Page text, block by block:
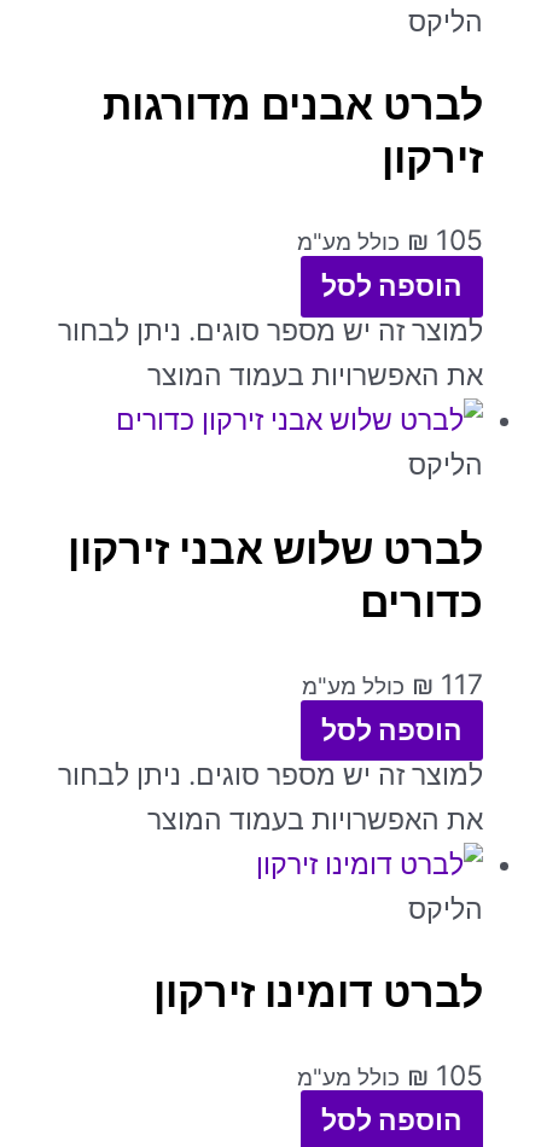
הליקס
לברט אבנים מדורגות
זירקון
₪ 105 כולל מע"מ
הוספה לסל
למוצר זה יש מספר סוגים. ניתן לבחור
את האפשרויות בעמוד המוצר
הליקס
לברט שלוש אבני זירקון
כדורים
₪ 117 כולל מע"מ
הוספה לסל
למוצר זה יש מספר סוגים. ניתן לבחור
את האפשרויות בעמוד המוצר
הליקס
לברט דומינו זירקון
₪ 105 כולל מע"מ
הוספה לסל